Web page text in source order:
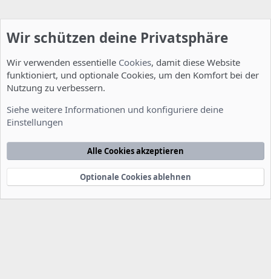
Nutzungsbedingungen Datenschutzerklärung
Startseite
e
Community platform by XenForo® © 2010-2022 XenForo Ltd.
xenDach©2010-2014
Wir schützen deine Privatsphäre
Wir verwenden essentielle Cookies, damit diese Website
funktioniert, und optionale Cookies, um den Komfort bei der
Nutzung zu verbessern.
Siehe weitere Informationen und konfiguriere deine
Einstellungen
Alle Cookies akzeptieren
Optionale Cookies ablehnen